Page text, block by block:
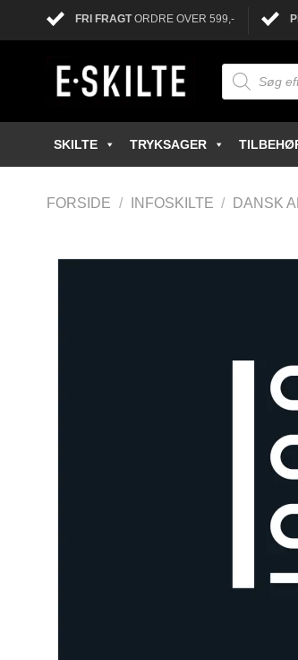
FRI FRAGTORDRE OVER 599,-
SKILTE TRYKSAGER
FORSIDE / INFOSKILTE / DANSK